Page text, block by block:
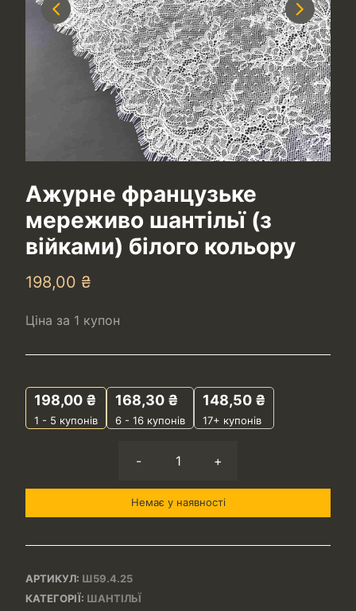
Previous Next
Ажурне французьке
мереживо шантільї (з
війками) білого кольору
198,00 ₴
Ціна за 1 купон
198,00 ₴
1 - 5 купонів
168,30 ₴
6 - 16 купонів
148,50 ₴
17+ купонів
- +
Немає у наявності
АРТИКУЛ: Ш59.4.25
КАТЕГОРІЇ: ШАНТІЛЬЇ